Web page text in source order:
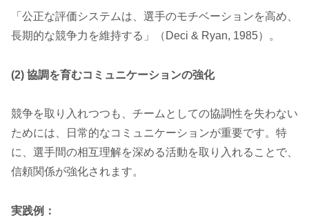
「公正な評価システムは、選手のモチベーションを高め、
長期的な競争力を維持する」（Deci & Ryan, 1985）。
(2) 協調を育むコミュニケーションの強化
競争を取り入れつつも、チームとしての協調性を失わない
ためには、日常的なコミュニケーションが重要です。特
に、選手間の相互理解を深める活動を取り入れることで、
信頼関係が強化されます。
実践例：